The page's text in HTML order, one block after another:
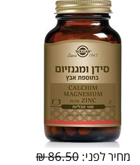
מחיר לפני:86.50 ₪